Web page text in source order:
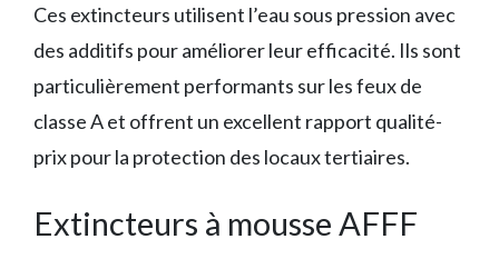
Ces extincteurs utilisent l’eau sous pression avec
des additifs pour améliorer leur efficacité. Ils sont
particulièrement performants sur les feux de
classe A et offrent un excellent rapport qualité-
prix pour la protection des locaux tertiaires.
Extincteurs à mousse AFFF